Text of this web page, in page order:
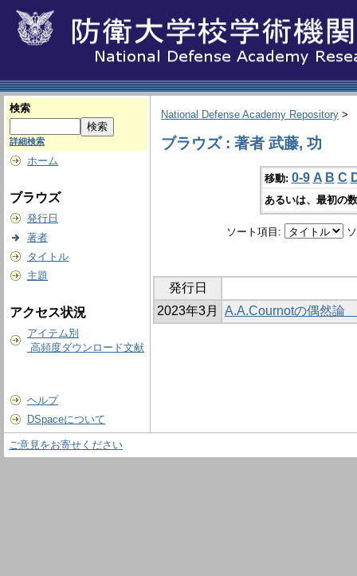
検索
詳細検索
ホーム
ブラウズ
発行日
著者
タイトル
主題
アクセス状況
アイテム別
高頻度ダウンロード文献
ヘルプ
DSpaceについて
National Defense Academy Repository >
ブラウズ : 著者 武藤, 功
移動: 0-9 A B C
あるいは、最初の
ソート項目:
発行日
2023年3月
A.A.Cournotの偶然論
ご意見をお寄せください